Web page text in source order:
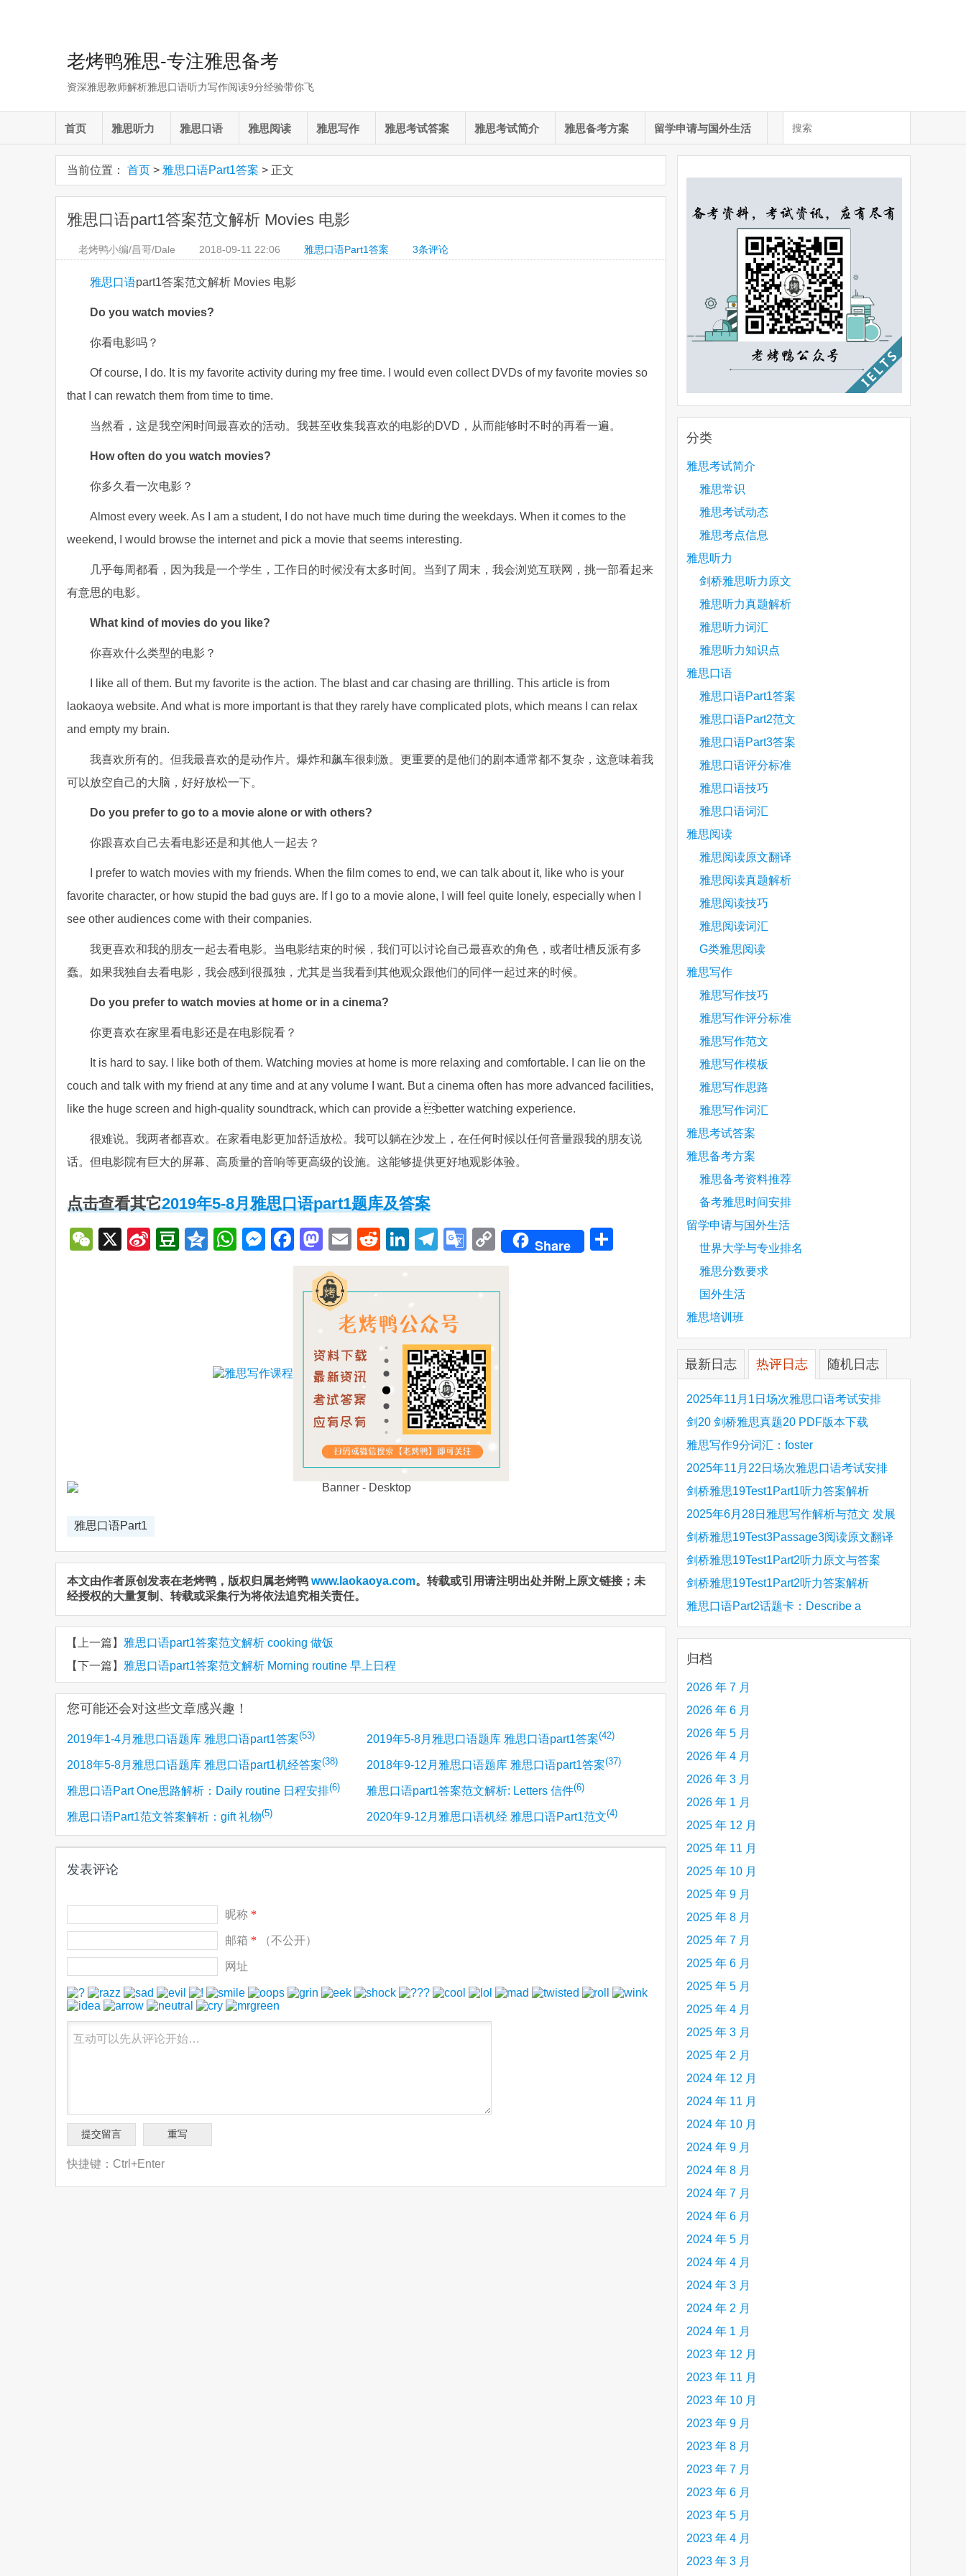
老烤鸭雅思-专注雅思备考
资深雅思教师解析雅思口语听力写作阅读9分经验带你飞
首页 雅思听力 雅思口语 雅思阅读 雅思写作 雅思考试答案 雅思考试简介 雅思备考方案 留学申请与国外生活
当前位置： 首页 > 雅思口语Part1答案 > 正文
雅思口语part1答案范文解析 Movies 电影
老烤鸭小编/昌哥/Dale 2018-09-11 22:06 雅思口语Part1答案 3条评论
雅思口语part1答案范文解析 Movies 电影
Do you watch movies?
你看电影吗？
Of course, I do. It is my favorite activity during my free time. I would even collect DVDs of my favorite movies so
that I can rewatch them from time to time.
当然看，这是我空闲时间最喜欢的活动。我甚至收集我喜欢的电影的DVD，从而能够时不时的再看一遍。
How often do you watch movies?
你多久看一次电影？
Almost every week. As I am a student, I do not have much time during the weekdays. When it comes to the
weekend, I would browse the internet and pick a movie that seems interesting.
几乎每周都看，因为我是一个学生，工作日的时候没有太多时间。当到了周末，我会浏览互联网，挑一部看起来
有意思的电影。
What kind of movies do you like?
你喜欢什么类型的电影？
I like all of them. But my favorite is the action. The blast and car chasing are thrilling. This article is from
laokaoya website. And what is more important is that they rarely have complicated plots, which means I can relax
and empty my brain.
我喜欢所有的。但我最喜欢的是动作片。爆炸和飙车很刺激。更重要的是他们的剧本通常都不复杂，这意味着我
可以放空自己的大脑，好好放松一下。
Do you prefer to go to a movie alone or with others?
你跟喜欢自己去看电影还是和其他人一起去？
I prefer to watch movies with my friends. When the film comes to end, we can talk about it, like who is your
favorite character, or how stupid the bad guys are. If I go to a movie alone, I will feel quite lonely, especially when I
see other audiences come with their companies.
我更喜欢和我的朋友一起去看电影。当电影结束的时候，我们可以讨论自己最喜欢的角色，或者吐槽反派有多
蠢。如果我独自去看电影，我会感到很孤独，尤其是当我看到其他观众跟他们的同伴一起过来的时候。
Do you prefer to watch movies at home or in a cinema?
你更喜欢在家里看电影还是在电影院看？
It is hard to say. I like both of them. Watching movies at home is more relaxing and comfortable. I can lie on the
couch and talk with my friend at any time and at any volume I want. But a cinema often has more advanced facilities,
like the huge screen and high-quality soundtrack, which can provide a better watching experience.
很难说。我两者都喜欢。在家看电影更加舒适放松。我可以躺在沙发上，在任何时候以任何音量跟我的朋友说
话。但电影院有巨大的屏幕、高质量的音响等更高级的设施。这能够提供更好地观影体验。
点击查看其它2019年5-8月雅思口语part1题库及答案
WeChat
X
SinaDouban
QzoneWhatsApp
Messenger
Facebook
Mastodon
EmailRedditLinkedIn
Telegram
Google
CopyShare
雅思口语Part1
本文由作者原创发表在老烤鸭，版权归属老烤鸭 www.laokaoya.com。转载或引用请注明出处并附上原文链接；未
经授权的大量复制、转载或采集行为将依法追究相关责任。
【上一篇】 雅思口语part1答案范文解析 cooking 做饭
【下一篇】 雅思口语part1答案范文解析 Morning routine 早上日程
您可能还会对这些文章感兴趣！
2019年1-4月雅思口语题库 雅思口语part1答案(53) 2019年5-8月雅思口语题库 雅思口语part1答案(42)
2018年5-8月雅思口语题库 雅思口语part1机经答案(38) 2018年9-12月雅思口语题库 雅思口语part1答案(37)
雅思口语Part One思路解析：Daily routine 日程安排(6) 雅思口语part1答案范文解析: Letters 信件(6)
雅思口语Part1范文答案解析：gift 礼物(5) 2020年9-12月雅思口语机经 雅思口语Part1范文(4)
发表评论
昵称 *
邮箱 * （不公开）
网址
快捷键：Ctrl+Enter
分类
雅思考试简介
雅思常识
雅思考试动态
雅思考点信息
雅思听力
剑桥雅思听力原文
雅思听力真题解析
雅思听力词汇
雅思听力知识点
雅思口语
雅思口语Part1答案
雅思口语Part2范文
雅思口语Part3答案
雅思口语评分标准
雅思口语技巧
雅思口语词汇
雅思阅读
雅思阅读原文翻译
雅思阅读真题解析
雅思阅读技巧
雅思阅读词汇
G类雅思阅读
雅思写作
雅思写作技巧
雅思写作评分标准
雅思写作范文
雅思写作模板
雅思写作思路
雅思写作词汇
雅思考试答案
雅思备考方案
雅思备考资料推荐
备考雅思时间安排
留学申请与国外生活
世界大学与专业排名
雅思分数要求
国外生活
雅思培训班
最新日志 热评日志 随机日志
2025年11月1日场次雅思口语考试安排
剑20 剑桥雅思真题20 PDF版本下载
雅思写作9分词汇：foster
2025年11月22日场次雅思口语考试安排
剑桥雅思19Test1Part1听力答案解析
Hinchingbrooke Country Park
2025年6月28日雅思写作解析与范文 发展
旅游业 手把手带你写高分范文
剑桥雅思19Test3Passage3阅读原文翻译
Is the era of artificial speech translation
upon us 人工智能语言翻译
剑桥雅思19Test1Part2听力原文与答案
Stanthorpe Twinning Association
剑桥雅思19Test1Part2听力答案解析
Stanthorpe Twinning Association
雅思口语Part2话题卡：Describe a
creative person (e.g. an artist, a musician,
etc.) you admire 钦佩的有创造力的人
归档
2026 年 7 月
2026 年 6 月
2026 年 5 月
2026 年 4 月
2026 年 3 月
2026 年 1 月
2025 年 12 月
2025 年 11 月
2025 年 10 月
2025 年 9 月
2025 年 8 月
2025 年 7 月
2025 年 6 月
2025 年 5 月
2025 年 4 月
2025 年 3 月
2025 年 2 月
2024 年 12 月
2024 年 11 月
2024 年 10 月
2024 年 9 月
2024 年 8 月
2024 年 7 月
2024 年 6 月
2024 年 5 月
2024 年 4 月
2024 年 3 月
2024 年 2 月
2024 年 1 月
2023 年 12 月
2023 年 11 月
2023 年 10 月
2023 年 9 月
2023 年 8 月
2023 年 7 月
2023 年 6 月
2023 年 5 月
2023 年 4 月
2023 年 3 月